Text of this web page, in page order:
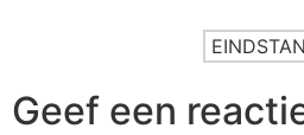
Geef een